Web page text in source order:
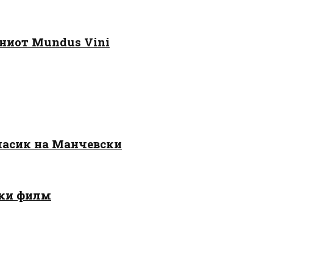
Mundus Vini
на Манчевски
филм